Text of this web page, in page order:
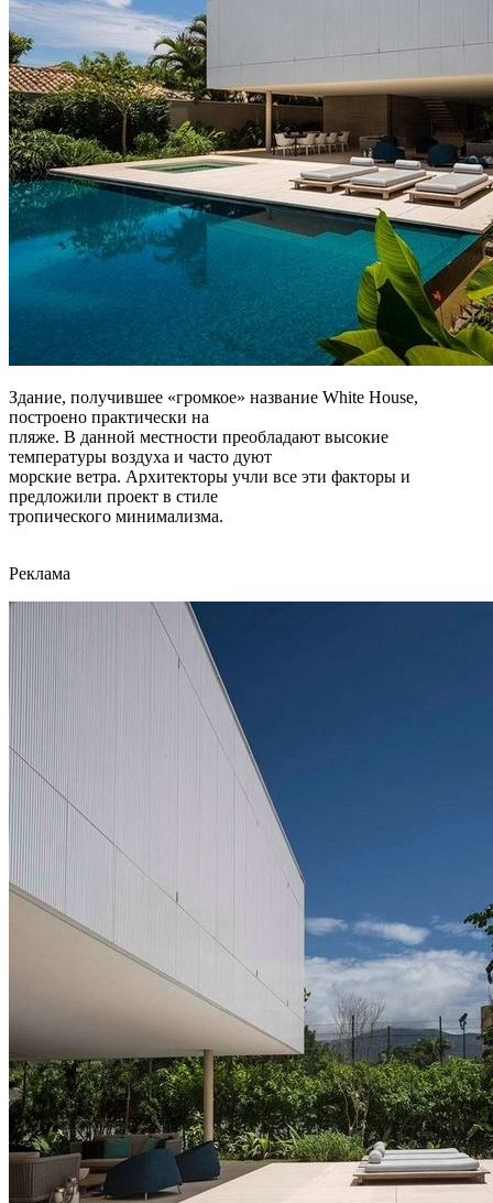
Здание, получившее «громкое» название White House,
построено практически на
пляже. В данной местности преобладают высокие
температуры воздуха и часто дуют
морские ветра. Архитекторы учли все эти факторы и
предложили проект в стиле
тропического минимализма.
Реклама